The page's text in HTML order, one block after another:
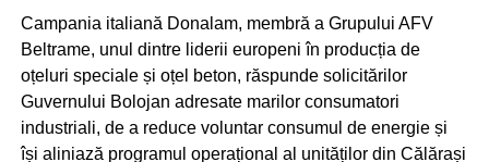
precizat părintele vicar al Arhiepiscopiei Târgoviștei,
preotul Ionuț Ghibanu.
Evenimentele vor debuta luni, 10 august, la ora 17:00, cu
slujba Vecerniei, săvârșită pe un podium special
amenajat lângă Catedrala Mitropolitană din Târgoviște.
Campania italiană Donalam, membră a Grupului AFV
Beltrame, unul dintre liderii europeni în producția de
oțeluri speciale și oțel beton, răspunde solicitărilor
Guvernului Bolojan adresate marilor consumatori
industriali, de a reduce voluntar consumul de energie și
își aliniază programul operațional al unităților din Călărași